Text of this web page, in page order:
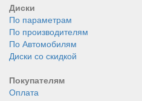
Диски
По параметрам
По производителям
По Автомобилям
Диски со скидкой
Покупателям
Оплата